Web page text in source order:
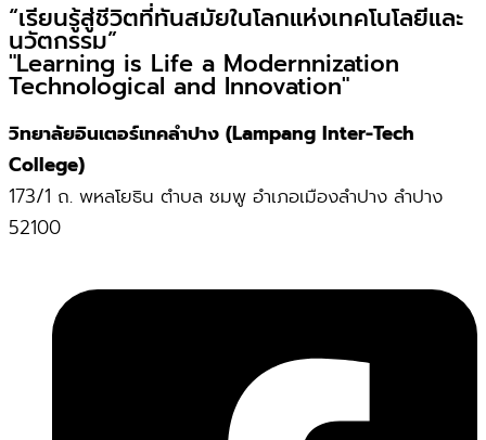
“เรียนรู้สู่ชีวิตที่ทันสมัยในโลกแห่งเทคโนโลยีและ
นวัตกรรม”
"Learning is Life a Modernnization
Technological and Innovation"
วิทยาลัยอินเตอร์เทคลำปาง (Lampang Inter-Tech
College)
173/1 ถ. พหลโยธิน ตำบล ชมพู อำเภอเมืองลำปาง ลำปาง
52100